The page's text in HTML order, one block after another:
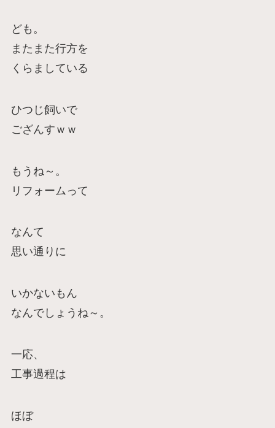
ども。
またまた行方を
くらましている
ひつじ飼いで
ござんすｗｗ
もうね～。
リフォームって
なんて
思い通りに
いかないもん
なんでしょうね～。
一応、
工事過程は
ほぼ